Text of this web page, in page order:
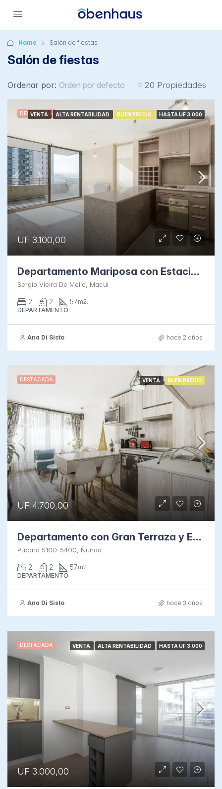
Home Salón de fiestas
Salón de fiestas
20 Propiedades
Ordenar por: Orden por defecto
DESTACADA
VENTA ALTA RENTABILIDAD BUEN PRECIO HASTA UF 3.000
UF 3.100,00
Departamento Mariposa con Estacionamiento
Sergio Vieira De Mello, Macul
2 2 57m2.
DEPARTAMENTO
Ana Di Sisto hace 2 años
DESTACADA VENTA BUEN PRECIO
UF 4.700,00
Departamento con Gran Terraza y Estacionamiento
Pucará 5100-5400, Ñuñoa
2 2 57m2.
DEPARTAMENTO
Ana Di Sisto hace 3 años
DESTACADA VENTA ALTA RENTABILIDAD HASTA UF 3.000
UF 3.000,00